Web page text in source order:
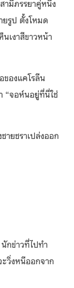
ามีภรรยาคู่หนึ่ง
รูป ตั้งโหมด
เงาสีขาวหน้า
องแคโรลีน
“จอห์นอยู่ที่นี่ใช่
ายชราเปล่งออก
กข่าวที่ไปทำ
ะวิ่งหนีออกจาก